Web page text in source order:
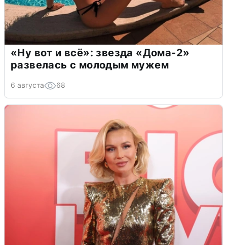
«Ну вот и всё»: звезда «Дома-2»
развелась с молодым мужем
6 августа 68